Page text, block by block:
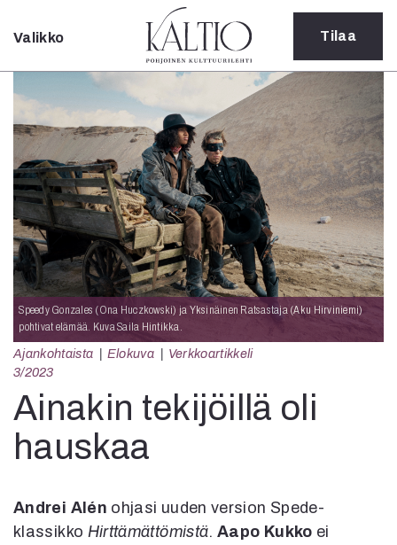
Sulje
Kategoriat
Verkkoartikkeli
Teatteri
Tanssi
Tanssi
Sarjakuva
Sámegillii
Pääkirjoitus
Paperilehdestä
Oulu2026
Näyttelyt
Musiikki
Levyt
Kirjat
In English
Lehdet
Valikko Tilaa
Speedy Gonzales (Ona Huczkowski) ja Yksinäinen Ratsastaja (Aku Hirviniemi)
pohtivat elämää. Kuva Saila Hintikka.
Ajankohtaista Elokuva
Verkkoartikkeli
3/2023
Ainakin tekijöillä oli
hauskaa
Andrei Alén ohjasi uuden version Spede-
klassikko Hirttämättömistä.Aapo Kukko ei